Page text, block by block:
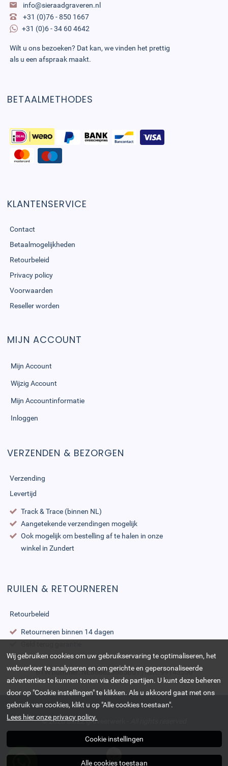
info@sieraadgraveren.nl
+31 (0)76 - 850 1667
+31 (0)6 - 34 60 4642
Wilt u ons bezoeken? Dat kan, we vinden het prettig
als u een afspraak maakt.
BETAALMETHODES
KLANTENSERVICE
Contact
Betaalmogelijkheden
Retourbeleid
Privacy policy
Voorwaarden
Reseller worden
MIJN ACCOUNT
Mijn Account
Wijzig Account
Mijn Accountinformatie
Inloggen
VERZENDEN & BEZORGEN
Verzending
Levertijd
Track & Trace (binnen NL)
Aangetekende verzendingen mogelijk
Ook mogelijk om bestelling af te halen in onze
winkel in Zundert
RUILEN & RETOURNEREN
Retourbeleid
Retourneren binnen 14 dagen
BTW nummer: NL868823685B01 | KvK: 99143550
© 2026BlitZz graveerwerk
Wij gebruiken cookies om uw gebruikservaring te optimaliseren, het
webverkeer te analyseren en om gerichte en gepersonaliseerde
advertenties te kunnen tonen via derde partijen. U kunt deze beheren
door op "Cookie instellingen" te klikken. Als u akkoord gaat met ons
gebruik van cookies, klikt u op "Alle cookies toestaan".
Lees hier onze privacy policy.
Cookie instellingen
Alle cookies toestaan